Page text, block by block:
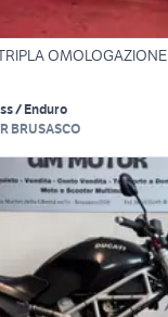
OMOLOGAZIONE
/ Enduro
BRUSASCO